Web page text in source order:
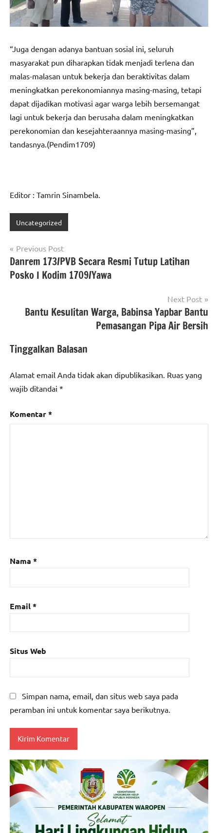
“Juga dengan adanya bantuan sosial ini, seluruh
masyarakat pun diharapkan tidak menjadi terlena dan
malas-malasan untuk bekerja dan beraktivitas dalam
meningkatkan perekonomiannya masing-masing, tetapi
dapat dijadikan motivasi agar warga lebih bersemangat
lagi untuk bekerja dan berusaha dalam meningkatkan
perekonomian dan kesejahteraannya masing-masing”,
tandasnya.(Pendim1709)
Editor : Tamrin Sinambela.
Uncategorized
Navigasi
pos
Previous Post
Danrem 173/PVB Secara Resmi Tutup Latihan
Posko I Kodim 1709/Yawa
Next Post
Bantu Kesulitan Warga, Babinsa Yapbar Bantu
Pemasangan Pipa Air Bersih
Tinggalkan Balasan
Alamat email Anda tidak akan dipublikasikan. Ruas yang
wajib ditandai *
Komentar*
Nama *
Email*
Situs Web
Simpan nama, email, dan situs web saya pada
peramban ini untuk komentar saya berikutnya.